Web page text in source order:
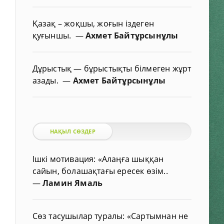
Қазақ – жоқшы, жоғын іздеген
қуғыншы. —Ахмет Байтұрсынұлы
Дұрыстық — бұрыстықты білмеген жұрт
азады.— Ахмет Байтұрсынұлы
НАҚЫЛ СӨЗДЕР
Ішкі мотивация: «Алаңға шыққан
сайын, болашақтағы ересек өзім..
—Ламин Ямаль
Сөз тасушылар туралы: «Сартымнан не